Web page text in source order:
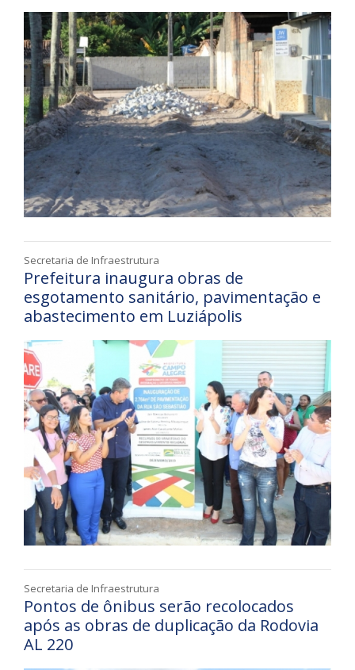
Secretaria de Infraestrutura
Prefeitura inaugura obras de
esgotamento sanitário, pavimentação e
abastecimento em Luziápolis
Secretaria de Infraestrutura
Pontos de ônibus serão recolocados
após as obras de duplicação da Rodovia
AL 220